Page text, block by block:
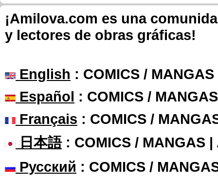
¡Amilova.com es una
y lectores de obras gráficas!
English : COMICS /
Español : COMICS /
Français : COMICS /
日本語: COMICS / MANGAS |
Русский : COMICS /